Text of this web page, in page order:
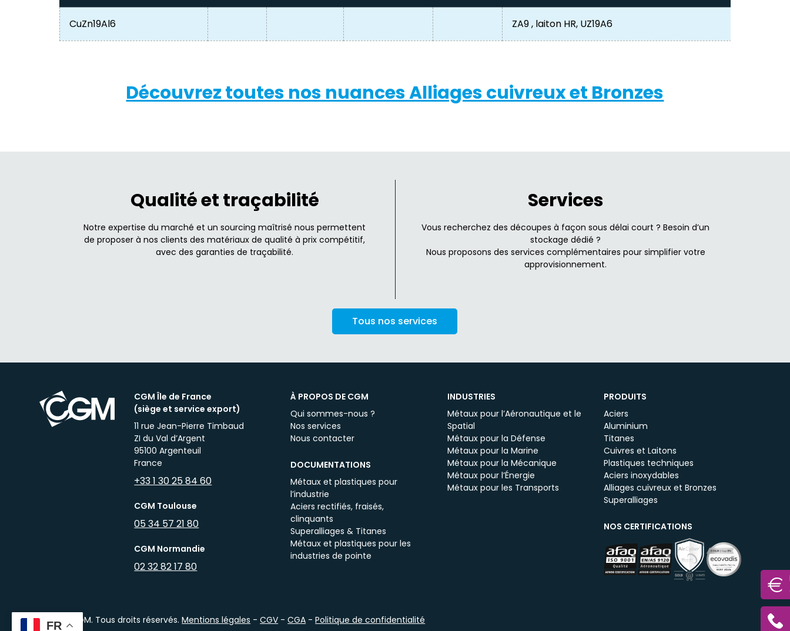
CuZn19Al6 ZA9 , laiton HR, UZ19A6
Découvrez toutes nos nuances Alliages cuivreux et Bronzes
Qualité et traçabilité
Notre expertise du marché et un sourcing maîtrisé nous permettent
de proposer à nos clients des matériaux de qualité à prix compétitif,
avec des garanties de traçabilité.
Services
Vous recherchez des découpes à façon sous délai court ? Besoin d’un
stockage dédié ?
Nous proposons des services complémentaires pour simplifier votre
approvisionnement.
Tous nos services
CGM Île de France
(siège et service export)
11 rue Jean-Pierre Timbaud
ZI du Val d’Argent
95100 Argenteuil
France
+33 1 30 25 84 60
CGM Toulouse
05 34 57 21 80
CGM Normandie
02 32 82 17 80
À PROPOS DE CGM
Qui sommes-nous ?
Nos services
Nous contacter
DOCUMENTATIONS
Métaux et plastiques pour
l’industrie
Aciers rectifiés, fraisés,
clinquants
Superalliages & Titanes
Métaux et plastiques pour les
industries de pointe
INDUSTRIES
Métaux pour l’Aéronautique et le
Spatial
Métaux pour la Défense
Métaux pour la Marine
Métaux pour la Mécanique
Métaux pour l’Énergie
Métaux pour les Transports
PRODUITS
Aciers
Aluminium
Titanes
Cuivres et Laitons
Plastiques techniques
Aciers inoxydables
Alliages cuivreux et Bronzes
Superalliages
NOS CERTIFICATIONS
2026 © CGM. Tous droits réservés.Mentions légales -CGV -CGA -Politique de confidentialité
FR